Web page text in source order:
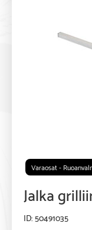
Varaosat -
Jalka
50491035